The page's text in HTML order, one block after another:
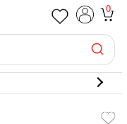
0